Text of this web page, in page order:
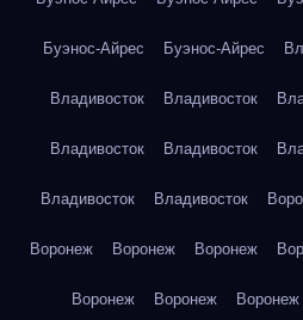
Буэнос-Айрес Буэнос-Айрес
Владивосток Владивосток
Владивосток Владивосток
Владивосток Владивосток
Воронеж Воронеж Воронеж
Воронеж Воронеж Воронеж